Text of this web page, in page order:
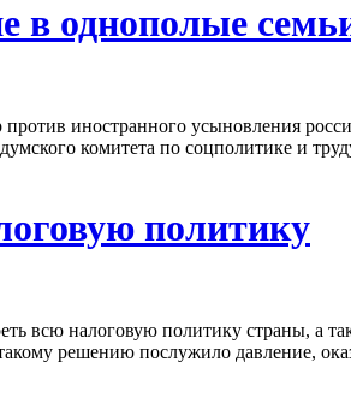
в однополые
иностранного усыновления
комитета по соцполитике и
политику
всю налоговую политику страны, а
решению послужило давление,